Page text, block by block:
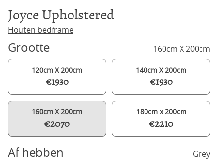
Joyce Upholstered
Houten bedframe
Grootte 160cm X 200cm
120cm X 200cm
€1930
140cm X 200cm
€1930
160cm X 200cm
€2070
180cm x 200cm
€2210
Af hebben
Grey